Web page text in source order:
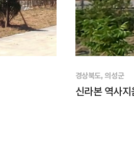
경상북도, 의성군
신라본 역사